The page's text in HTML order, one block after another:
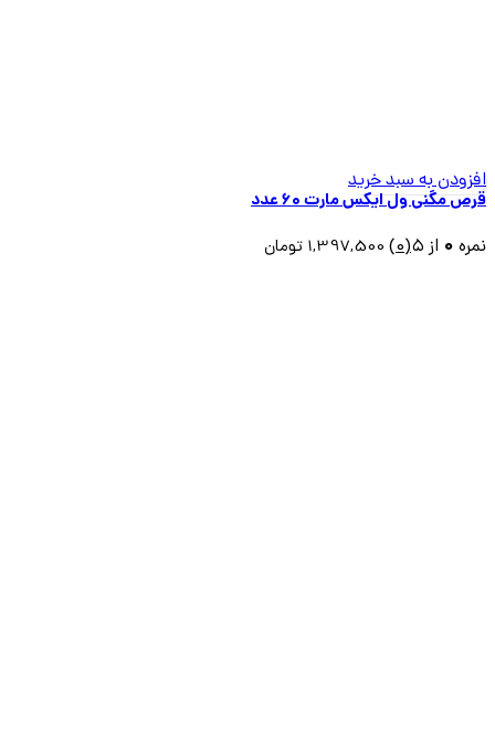
افزودن به سبد خرید
قرص مگنی ول ایکس مارت ۶۰ عدد
نمره 0 از ۵ (0)
1,397,500 تومان